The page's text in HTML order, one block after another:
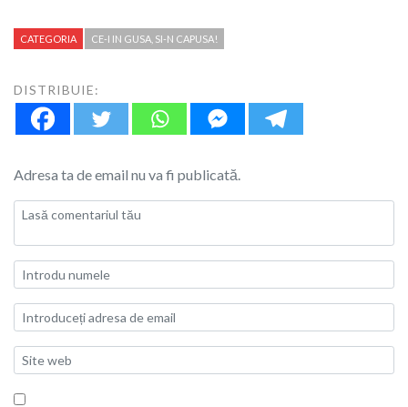
CATEGORIA CE-I IN GUSA, SI-N CAPUSA!
DISTRIBUIE:
Adresa ta de email nu va fi publicată.